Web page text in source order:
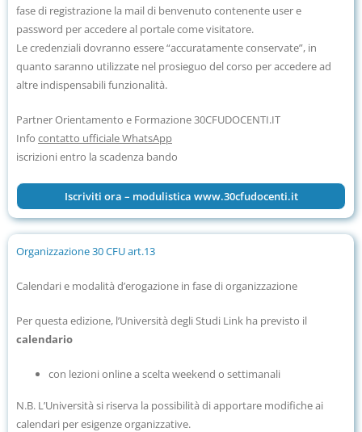
fase di registrazione la mail di benvenuto contenente user e
password per accedere al portale come visitatore.
Le credenziali dovranno essere “accuratamente conservate”, in
quanto saranno utilizzate nel prosieguo del corso per accedere ad
altre indispensabili funzionalità.
Partner Orientamento e Formazione 30CFUDOCENTI.IT
Info contatto ufficiale WhatsApp
iscrizioni entro la scadenza bando
Iscriviti ora – modulistica www.30cfudocenti.it
Organizzazione 30 CFU art.13
Calendari e modalità d’erogazione in fase di organizzazione
Per questa edizione, l’Università degli Studi Link ha previsto il
calendario
con lezioni online a scelta weekend o settimanali
N.B. L’Università si riserva la possibilità di apportare modifiche ai
calendari per esigenze organizzative.